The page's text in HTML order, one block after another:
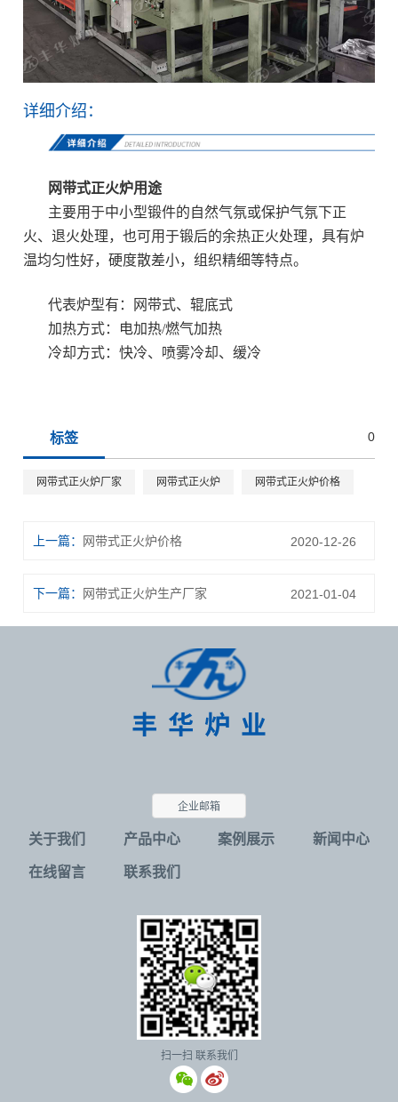
详细介绍：
网带式正火炉用途
主要用于中小型锻件的自然气氛或保护气氛下正
火、退火处理，也可用于锻后的余热正火处理，具有炉
温均匀性好，硬度散差小，组织精细等特点。
代表炉型有：网带式、辊底式
加热方式：电加热/燃气加热
冷却方式：快冷、喷雾冷却、缓冷
标签 0
网带式正火炉厂家 网带式正火炉 网带式正火炉价格
上一篇： 网带式正火炉价格 2020-12-26
下一篇： 网带式正火炉生产厂家 2021-01-04
企业邮箱
关于我们 产品中心 案例展示 新闻中心
在线留言 联系我们
扫一扫 联系我们